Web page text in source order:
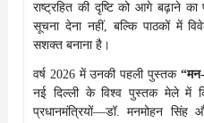
राष्ट्रहित की दृष्टि को आगे बढ़ाने
सूचना देना नहीं, बल्कि पाठकों में
सशक्त बनाना है।
वर्ष 2026 में उनकी पहली पुस्तक “मन-
नई दिल्ली के विश्व पुस्तक मेले में
प्रधानमंत्रियों—डॉ. मनमोहन